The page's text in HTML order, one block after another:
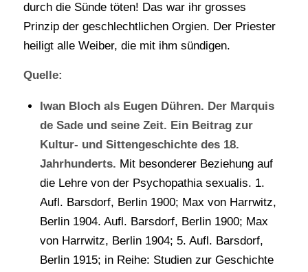
durch die Sünde töten! Das war ihr grosses
Prinzip der geschlechtlichen Orgien. Der Priester
heiligt alle Weiber, die mit ihm sündigen.
Quelle:
Iwan Bloch als Eugen Dühren. Der Marquis
de Sade und seine Zeit. Ein Beitrag zur
Kultur- und Sittengeschichte des 18.
Jahrhunderts. Mit besonderer Beziehung auf
die Lehre von der Psychopathia sexualis. 1.
Aufl. Barsdorf, Berlin 1900; Max von Harrwitz,
Berlin 1904. Aufl. Barsdorf, Berlin 1900; Max
von Harrwitz, Berlin 1904; 5. Aufl. Barsdorf,
Berlin 1915; in Reihe: Studien zur Geschichte